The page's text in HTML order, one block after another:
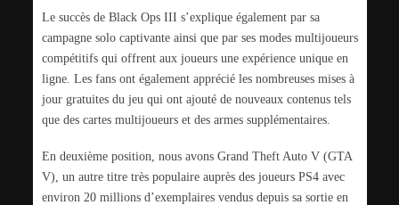
Le succès de Black Ops III s’explique également par sa
campagne solo captivante ainsi que par ses modes multijoueurs
compétitifs qui offrent aux joueurs une expérience unique en
ligne. Les fans ont également apprécié les nombreuses mises à
jour gratuites du jeu qui ont ajouté de nouveaux contenus tels
que des cartes multijoueurs et des armes supplémentaires.
En deuxième position, nous avons Grand Theft Auto V (GTA
V), un autre titre très populaire auprès des joueurs PS4 avec
environ 20 millions d’exemplaires vendus depuis sa sortie en